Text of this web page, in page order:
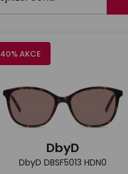
40% AKCE
DbyD
DbyD DBSF5013 HDN0